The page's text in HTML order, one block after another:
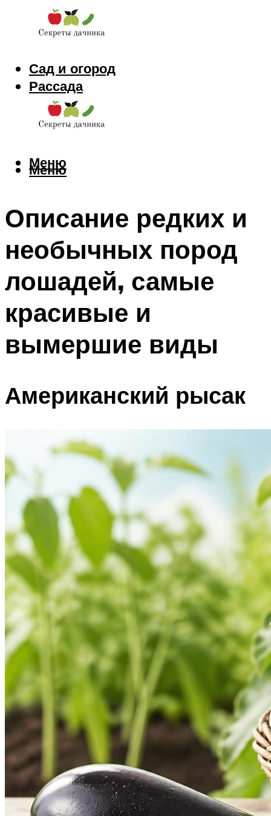
Сад и огород
Рассада
Цветы
Заготовки
Меню
Меню
Описание редких и
необычных пород
лошадей, самые
красивые и
вымершие виды
Американский рысак